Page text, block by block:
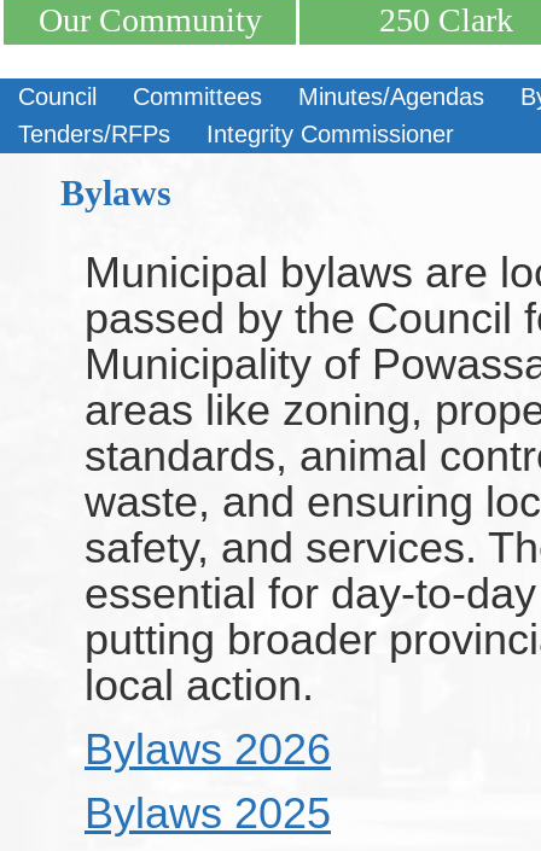
Our Community 250 Clark
Council Committees Minutes/Agendas
Tenders/RFPs
Integrity Commissioner
Bylaws
Municipal bylaws are
passed by the Council
Municipality of
areas like zoning,
standards, animal
waste, and ensuring
safety, and services.
essential for day-to-
putting broader
local action.
Bylaws 2026
Bylaws 2025